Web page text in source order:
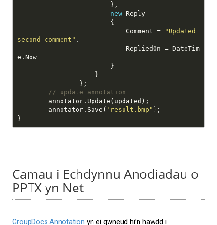
new
Reply
                            Comment =
"Updated
second comment"
e.Now
// update annotation
        annotator.Save(
"result.bmp"
Camau i Echdynnu Anodiadau o
PPTX yn Net
GroupDocs.Annotation yn ei gwneud hi’n hawdd i